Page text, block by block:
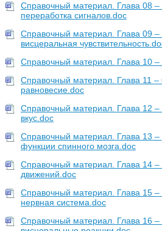
Справочный материал. Глава 08 –
переработка сигналов.doc
Справочный материал. Глава 09 –
висцеральная
Справочный материал. Глава 10
Справочный материал. Глава 11 –
равновесие.doc
Справочный материал. Глава 12
вкус.doc
Справочный материал. Глава 13 –
функции спинного мозга.doc
Справочный материал. Глава 14 –
движений.doc
Справочный материал. Глава 15 –
нервная система.doc
Справочный материал. Глава 16 –